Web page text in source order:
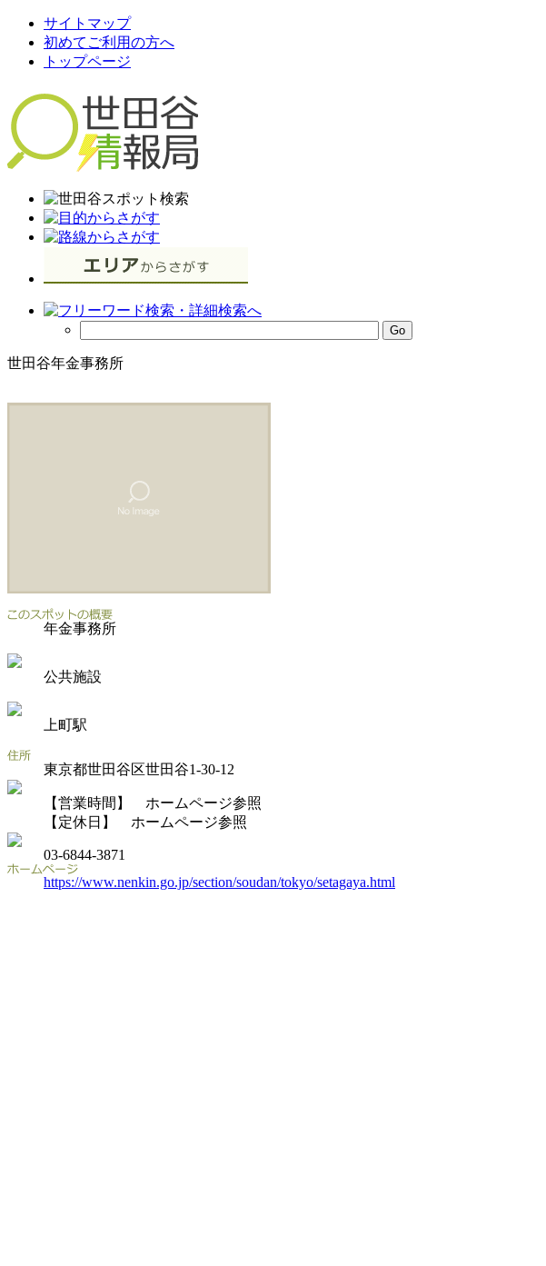
サイトマップ
初めてご利用の方へ
トップページ
世田谷年金事務所
年金事務所
公共施設
上町駅
東京都世田谷区世田谷1-30-12
【営業時間】 ホームページ参照
【定休日】 ホームページ参照
03-6844-3871
https://www.nenkin.go.jp/section/soudan/tokyo/setagaya.html